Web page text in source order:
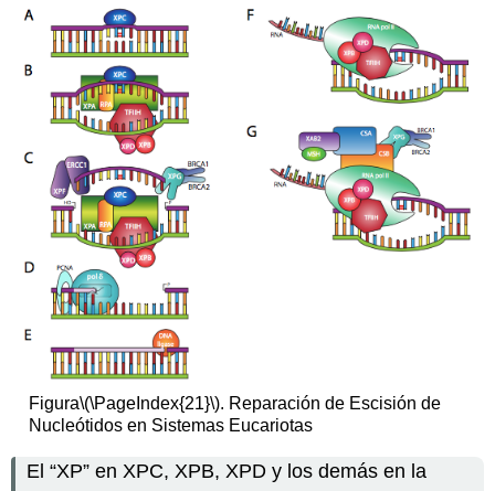
Figura\(\PageIndex{21}\). Reparación de Escisión de
Nucleótidos en Sistemas Eucariotas
El “XP” en XPC, XPB, XPD y los demás en la